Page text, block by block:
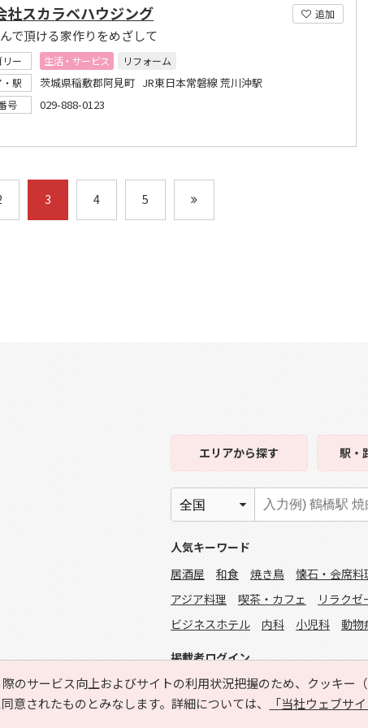
追加
社スカラベハウジング
で頂ける家作りをめざして
ー 生活・サービス
リフォーム
駅
茨城県稲敷郡阿見町 JR東日本常磐線 荒川沖駅
号 029-888-0123
3 4 5
のサービス向上およびサイトの利用状況把握のため、クッキー
意されたものとみなします。詳細については、
「当社ウェブサ
エリアから探す 駅・
人気キーワード
居酒屋
和食 焼き鳥 懐石・会席料
アジア料理
喫茶・カフェ リラクゼ
ビジネスホテル
内科 小児科 動物
掲載者ログイン